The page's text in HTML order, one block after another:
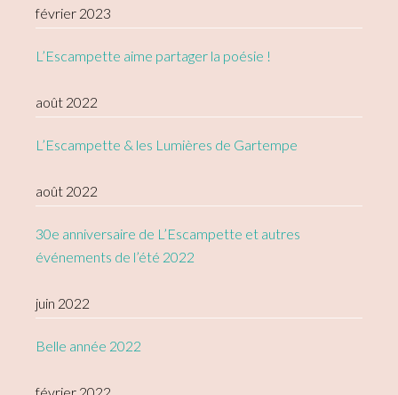
février 2023
L’Escampette aime partager la poésie !
août 2022
L’Escampette & les Lumières de Gartempe
août 2022
30e anniversaire de L’Escampette et autres
événements de l’été 2022
juin 2022
Belle année 2022